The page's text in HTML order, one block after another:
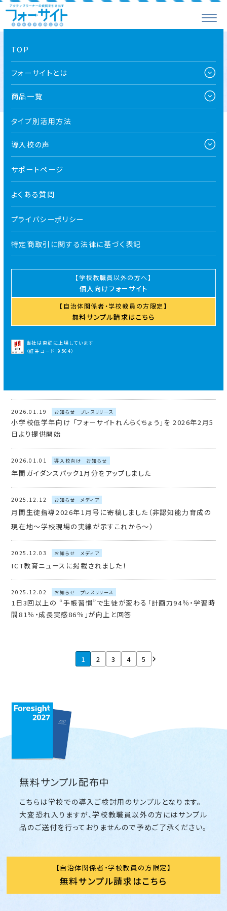
TOP
フォーサイトとは
商品一覧
タイプ別活用方法
導入校の声
サポートページ
よくある質問
プライバシーポリシー
特定商取引に関する法律に基づく表記
学校教職員以外の方へ
個人向けフォーサイト
自治体関係者・学校教員の方限定
無料サンプル請求はこちら
当社は東証に上場しています
（証券コード：9564）
大分県立高田高等学校
全て 導入校向け お知らせ プレスリリース メディア
2026.08.05
ReseEdに掲載されました！
全国約1,200校で活用される小中高校生向けのビジネス手帳
「フォーサイト」2027年度版を販売開始
導入校向け お知らせ
子どもたちが「自分で学び、自分で進む力」を育むために。全国の
先生とつくってきたフォーサイト手帳の14年
年間ガイダンスパック3月分をアップしました
2026.01.19 お知らせ プレスリリース
小学校低学年向け 「フォーサイトれんらくちょう」を 2026年2月5
日より提供開始
2026.01.01 導入校向け お知らせ
年間ガイダンスパック1月分をアップしました
2025.12.12 お知らせ メディア
月間生徒指導2026年1月号に寄稿しました（非認知能力育成の
現在地～学校現場の実線が示すこれから～）
2025.12.03 お知らせ メディア
ICT教育ニュースに掲載されました！
2025.12.02 お知らせ プレスリリース
1日3回以上の “手帳習慣”で生徒が変わる「計画力94％・学習時
間81％・成長実感86％」が向上と回答
1 2 3 4 5
無料サンプル配布中
こちらは学校での導入ご検討用のサンプルとなります。
大変恐れ入りますが、学校教職員以外の方にはサンプル
品のご送付を行っておりませんので予めご了承ください。
自治体関係者・学校教員の方限定
無料サンプル請求はこちら